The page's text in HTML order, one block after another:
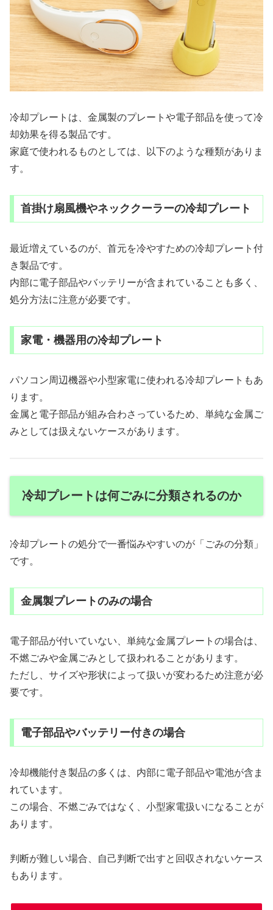
冷却プレートは、金属製のプレートや電子部品を使って冷
却効果を得る製品です。
家庭で使われるものとしては、以下のような種類がありま
す。
首掛け扇風機やネッククーラーの冷却プレート
最近増えているのが、首元を冷やすための冷却プレート付
き製品です。
内部に電子部品やバッテリーが含まれていることも多く、
処分方法に注意が必要です。
家電・機器用の冷却プレート
パソコン周辺機器や小型家電に使われる冷却プレートもあ
ります。
金属と電子部品が組み合わさっているため、単純な金属ご
みとしては扱えないケースがあります。
冷却プレートは何ごみに分類されるのか
冷却プレートの処分で一番悩みやすいのが「ごみの分類」
です。
金属製プレートのみの場合
電子部品が付いていない、単純な金属プレートの場合は、
不燃ごみや金属ごみとして扱われることがあります。
ただし、サイズや形状によって扱いが変わるため注意が必
要です。
電子部品やバッテリー付きの場合
冷却機能付き製品の多くは、内部に電子部品や電池が含ま
れています。
この場合、不燃ごみではなく、小型家電扱いになることが
あります。
判断が難しい場合、自己判断で出すと回収されないケース
もあります。